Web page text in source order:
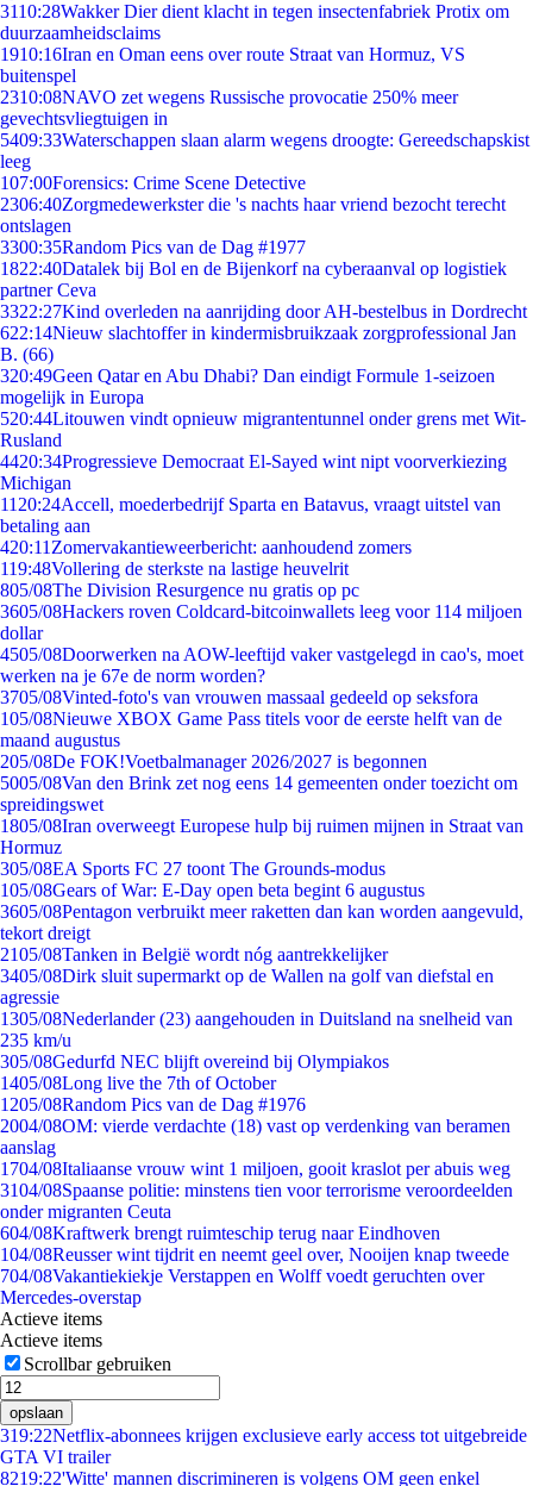
3110:28Wakker Dier dient klacht in tegen insectenfabriek Protix om
duurzaamheidsclaims
1910:16Iran en Oman eens over route Straat van Hormuz, VS
buitenspel
2310:08NAVO zet wegens Russische provocatie 250% meer
gevechtsvliegtuigen in
5409:33Waterschappen slaan alarm wegens droogte: Gereedschapskist
leeg
107:00Forensics: Crime Scene Detective
2306:40Zorgmedewerkster die 's nachts haar vriend bezocht terecht
ontslagen
3300:35Random Pics van de Dag #1977
1822:40Datalek bij Bol en de Bijenkorf na cyberaanval op logistiek
partner Ceva
3322:27Kind overleden na aanrijding door AH-bestelbus in Dordrecht
622:14Nieuw slachtoffer in kindermisbruikzaak zorgprofessional Jan
B. (66)
320:49Geen Qatar en Abu Dhabi? Dan eindigt Formule 1-seizoen
mogelijk in Europa
520:44Litouwen vindt opnieuw migrantentunnel onder grens met Wit-
Rusland
4420:34Progressieve Democraat El-Sayed wint nipt voorverkiezing
Michigan
11 20:24Accell, moederbedrijf Sparta en Batavus, vraagt uitstel van
betaling aan
420:11 Zomervakantieweerbericht: aanhoudend zomers
119:48Vollering de sterkste na lastige heuvelrit
805/08The Division Resurgence nu gratis op pc
3605/08Hackers roven Coldcard-bitcoinwallets leeg voor 114 miljoen
dollar
4505/08Doorwerken na AOW-leeftijd vaker vastgelegd in cao's, moet
werken na je 67e de norm worden?
3705/08Vinted-foto's van vrouwen massaal gedeeld op seksfora
105/08Nieuwe XBOX Game Pass titels voor de eerste helft van de
maand augustus
205/08De FOK!Voetbalmanager 2026/2027 is begonnen
5005/08Van den Brink zet nog eens 14 gemeenten onder toezicht om
spreidingswet
1805/08Iran overweegt Europese hulp bij ruimen mijnen in Straat van
Hormuz
305/08EA Sports FC 27 toont The Grounds-modus
105/08Gears of War: E-Day open beta begint 6 augustus
3605/08Pentagon verbruikt meer raketten dan kan worden aangevuld,
tekort dreigt
2105/08Tanken in België wordt nóg aantrekkelijker
3405/08Dirk sluit supermarkt op de Wallen na golf van diefstal en
agressie
1305/08Nederlander (23) aangehouden in Duitsland na snelheid van
235 km/u
305/08Gedurfd NEC blijft overeind bij Olympiakos
1405/08Long live the 7th of October
1205/08Random Pics van de Dag #1976
2004/08OM: vierde verdachte (18) vast op verdenking van beramen
aanslag
1704/08Italiaanse vrouw wint 1 miljoen, gooit kraslot per abuis weg
3104/08Spaanse politie: minstens tien voor terrorisme veroordeelden
onder migranten Ceuta
604/08Kraftwerk brengt ruimteschip terug naar Eindhoven
104/08Reusser wint tijdrit en neemt geel over, Nooijen knap tweede
704/08Vakantiekiekje Verstappen en Wolff voedt geruchten over
Mercedes-overstap
Actieve items
Actieve items
Scrollbar gebruiken
opslaan
319:22Netflix-abonnees krijgen exclusieve early access tot uitgebreide
GTA VI trailer
8219:22'Witte' mannen discrimineren is volgens OM geen enkel